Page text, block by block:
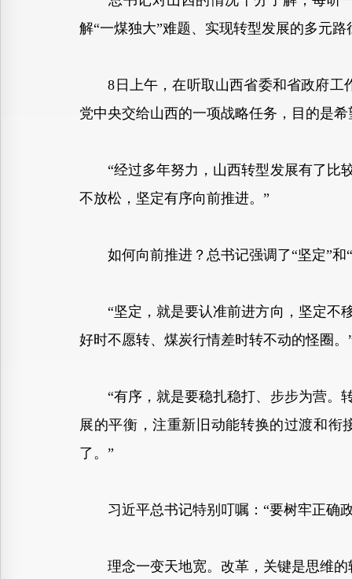
解“一煤独大”难题、实现转型发展的多元路
8日上午，在听取山西省委和省政府工
党中央交给山西的一项战略任务，目的是
“经过多年努力，山西转型发展有了比较
不放松，坚定有序向前推进。”
如何向前推进？总书记强调了“坚定”和
“坚定，就是要认准前进方向，坚定不移
好时不愿转、煤炭行情差时转不动的怪圈。
“有序，就是要稳扎稳打、步步为营。转
展的平衡，注重新旧动能转换的过渡和衔
了。”
习近平总书记特别叮嘱：“要树牢正确政
理念一变天地宽。改革，关键是思维的